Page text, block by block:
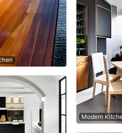
Modern